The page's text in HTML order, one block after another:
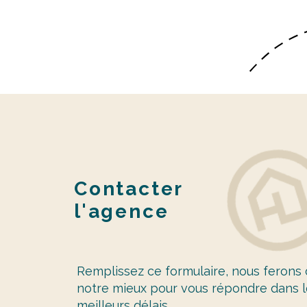
Contacter
l'agence
Remplissez ce formulaire, nous ferons
notre mieux pour vous répondre dans